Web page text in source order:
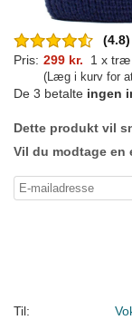
(4.8)
Pris: 299 kr. 1 x træ
(Læg i kurv for
De 3 betalte ingen
Dette produkt vil
Vil du modtage en
Til: